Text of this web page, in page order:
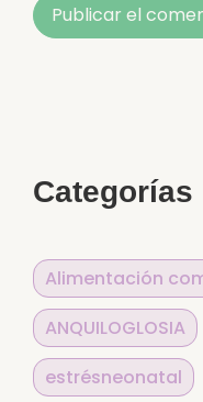
Categorías
Alimentación
ANQUILOGLOSIA
estrésneonatal